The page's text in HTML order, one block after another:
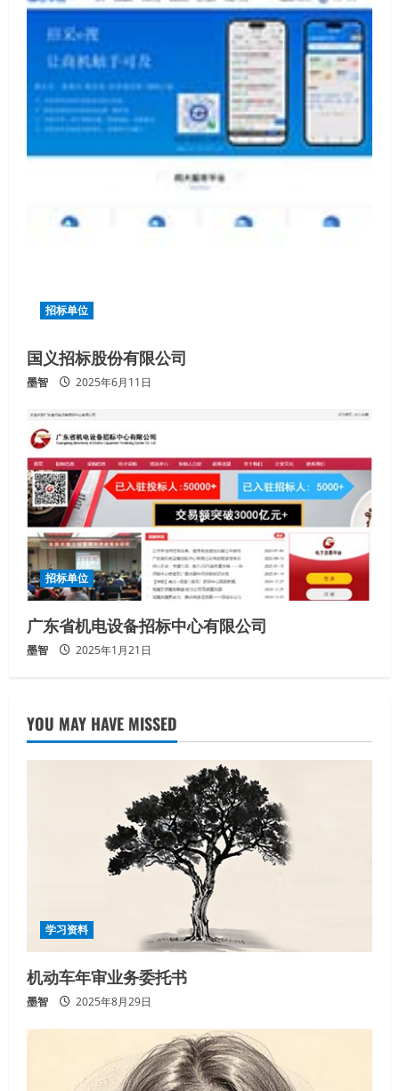
招标单位
国义招标股份有限公司
墨智 2025年6月11日
招标单位
广东省机电设备招标中心有限公司
墨智 2025年1月21日
YOU MAY HAVE MISSED
学习资料
机动车年审业务委托书
墨智 2025年8月29日